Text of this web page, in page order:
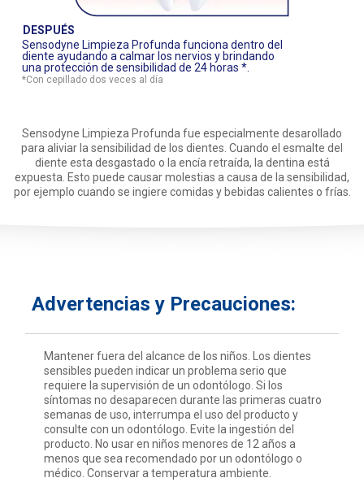
DESPUÉS
Sensodyne Limpieza Profunda funciona dentro del
diente ayudando a calmar los nervios y brindando
una protección de sensibilidad de 24 horas *.
*Con cepillado dos veces al día
Sensodyne Limpieza Profunda fue especialmente desarollado
para aliviar la sensibilidad de los dientes. Cuando el esmalte del
diente esta desgastado o la encía retraída, la dentina está
expuesta. Esto puede causar molestias a causa de la sensibilidad,
por ejemplo cuando se ingiere comidas y bebidas calientes o frías.
Advertencias y Precauciones:
Mantener fuera del alcance de los niños. Los dientes
sensibles pueden indicar un problema serio que
requiere la supervisión de un odontólogo. Si los
síntomas no desaparecen durante las primeras cuatro
semanas de uso, interrumpa el uso del producto y
consulte con un odontólogo. Evite la ingestión del
producto. No usar en niños menores de 12 años a
menos que sea recomendado por un odontólogo o
médico. Conservar a temperatura ambiente.